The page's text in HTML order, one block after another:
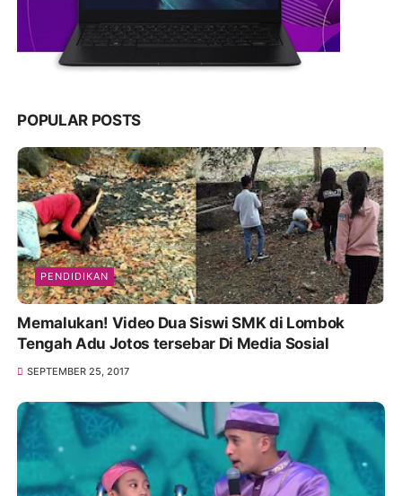
POPULAR POSTS
PENDIDIKAN
Memalukan! Video Dua Siswi SMK di Lombok
Tengah Adu Jotos tersebar Di Media Sosial
SEPTEMBER 25, 2017